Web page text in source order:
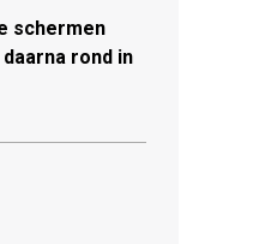
schermen
rond in